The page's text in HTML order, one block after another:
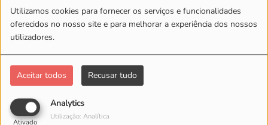
Utilizamos cookies para fornecer os serviços e funcionalidades
oferecidos no nosso site e para melhorar a experiência dos nossos
utilizadores.
Aceitar todos Recusar tudo
Analytics
Ativado
Utilização: Analítica
brasilidades.
Do Samba ao Hip Hop viajamos até Brasil das 21h ás 22h
Comentários(6)